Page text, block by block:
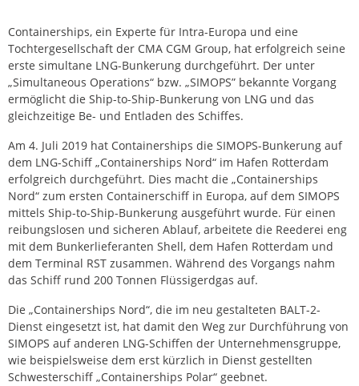
Containerships, ein Experte für Intra-Europa und eine
Tochtergesellschaft der CMA CGM Group, hat erfolgreich seine
erste simultane LNG-Bunkerung durchgeführt. Der unter
„Simultaneous Operations“ bzw. „SIMOPS” bekannte Vorgang
ermöglicht die Ship-to-Ship-Bunkerung von LNG und das
gleichzeitige Be- und Entladen des Schiffes.
Am 4. Juli 2019 hat Containerships die SIMOPS-Bunkerung auf
dem LNG-Schiff „Containerships Nord“ im Hafen Rotterdam
erfolgreich durchgeführt. Dies macht die „Containerships
Nord“ zum ersten Containerschiff in Europa, auf dem SIMOPS
mittels Ship-to-Ship-Bunkerung ausgeführt wurde. Für einen
reibungslosen und sicheren Ablauf, arbeitete die Reederei eng
mit dem Bunkerlieferanten Shell, dem Hafen Rotterdam und
dem Terminal RST zusammen. Während des Vorgangs nahm
das Schiff rund 200 Tonnen Flüssigerdgas auf.
Die „Containerships Nord“, die im neu gestalteten BALT-2-
Dienst eingesetzt ist, hat damit den Weg zur Durchführung von
SIMOPS auf anderen LNG-Schiffen der Unternehmensgruppe,
wie beispielsweise dem erst kürzlich in Dienst gestellten
Schwesterschiff „Containerships Polar“ geebnet.